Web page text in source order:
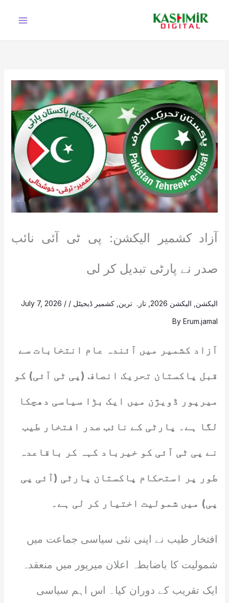
آزاد کشمیر الیکشن: پی ٹی آئی نائب
صدر نے پارٹی تبدیل کر لی
الیکشن الیکشن 2026 , تازہ ترین کشمیر ڈیجیٹل /
July 7, 2026 /
ByErum.jamal
آزاد کشمیر میں آئندہ عام انتخابات سے
قبل پاکستان تحریک انصاف (پی ٹی آئی) کو
میرپور ڈویژن میں ایک بڑا سیاسی دھچکا
لگا ہے۔ پارٹی کے نائب صدر افتخار طیب
نے پی ٹی آئی کو خیرباد کہہ کر باقاعدہ
طور پر استحکام پاکستان پارٹی (آئی پی
پی) میں شمولیت اختیار کر لی ہے۔
افتخار طیب نے اپنی نئی سیاسی جماعت میں
شمولیت کا باضابطہ اعلان میرپور میں منعقدہ
ایک تقریب کے دوران کیا۔ اس اہم سیاسی